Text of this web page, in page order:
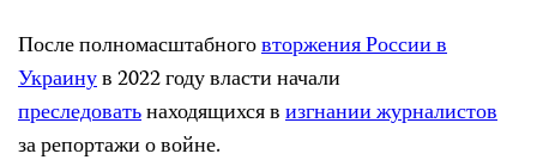
После полномасштабноговторжения России в
Украинув 2022 году власти начали
преследоватьнаходящихся визгнании журналистов
за репортажи о войне.